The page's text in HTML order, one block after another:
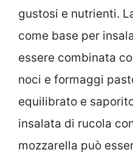
gustosi e nutrienti.
come base per
essere combinata
noci e formaggi
equilibrato e
insalata di rucola
mozzarella può